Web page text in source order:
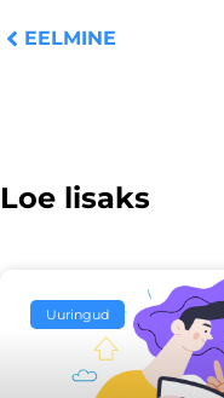
EELMINE
Loe lisaks
Uuringud